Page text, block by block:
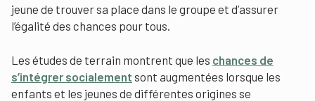
jeune de trouver sa place dans le groupe et d’assurer
l’égalité des chances pour tous.
Les études de terrain montrent que les chances de
s’intégrer socialement sont augmentées lorsque les
enfants et les jeunes de différentes origines se